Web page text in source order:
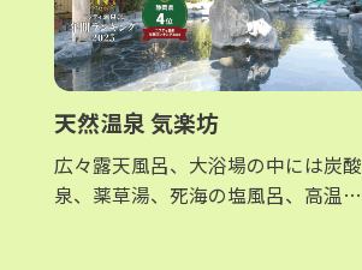
天然温泉 気楽坊
広々露天風呂、大浴場の中には炭酸
泉、薬草湯、死海の塩風呂、高温サ